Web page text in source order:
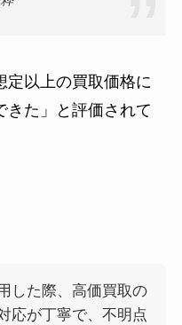
定以上の買取価格に
きた」と評価されて
した際、高価買取の
応が丁寧で、不明点